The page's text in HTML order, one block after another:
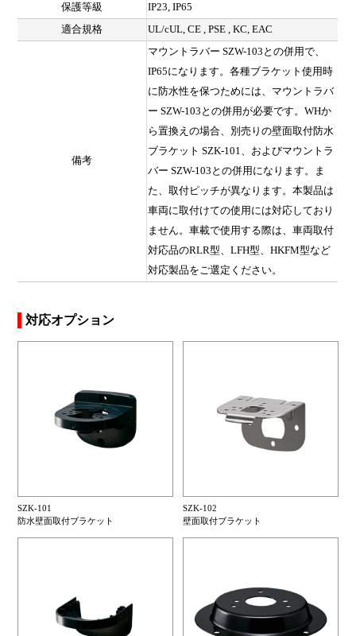
保護等級
IP23, IP65
適合規格
UL/cUL, CE , PSE , KC, EAC
備考
マウントラバー SZW-103との併用で、
IP65になります。各種ブラケット使用時
に防水性を保つためには、マウントラバ
ー SZW-103との併用が必要です。WHか
ら置換えの場合、別売りの壁面取付防水
ブラケット SZK-101、およびマウントラ
バー SZW-103との併用になります。ま
た、取付ピッチが異なります。本製品は
車両に取付けての使用には対応しており
ません。車載で使用する際は、車両取付
対応品のRLR型、LFH型、HKFM型など
対応製品をご選定ください。
対応オプション
SZK-101
防水壁面取付ブラケット
SZK-102
壁面取付ブラケット